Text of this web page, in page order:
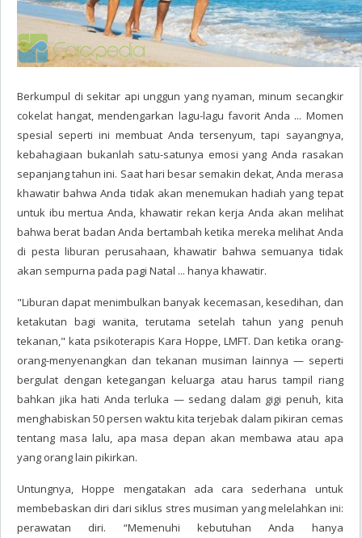
Berkumpul di sekitar api unggun yang nyaman, minum secangkir
cokelat hangat, mendengarkan lagu-lagu favorit Anda ... Momen
spesial seperti ini membuat Anda tersenyum, tapi sayangnya,
kebahagiaan bukanlah satu-satunya emosi yang Anda rasakan
sepanjang tahun ini. Saat hari besar semakin dekat, Anda merasa
khawatir bahwa Anda tidak akan menemukan hadiah yang tepat
untuk ibu mertua Anda, khawatir rekan kerja Anda akan melihat
bahwa berat badan Anda bertambah ketika mereka melihat Anda
di pesta liburan perusahaan, khawatir bahwa semuanya tidak
akan sempurna pada pagi Natal ... hanya khawatir.
"Liburan dapat menimbulkan banyak kecemasan, kesedihan, dan
ketakutan bagi wanita, terutama setelah tahun yang penuh
tekanan," kata psikoterapis Kara Hoppe, LMFT. Dan ketika orang-
orang-menyenangkan dan tekanan musiman lainnya — seperti
bergulat dengan ketegangan keluarga atau harus tampil riang
bahkan jika hati Anda terluka — sedang dalam gigi penuh, kita
menghabiskan 50 persen waktu kita terjebak dalam pikiran cemas
tentang masa lalu, apa masa depan akan membawa atau apa
yang orang lain pikirkan.
Untungnya, Hoppe mengatakan ada cara sederhana untuk
membebaskan diri dari siklus stres musiman yang melelahkan ini:
perawatan diri. “Memenuhi kebutuhan Anda hanya